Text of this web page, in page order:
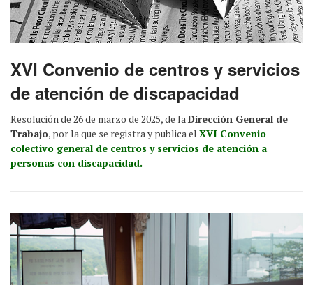
XVI Convenio de centros y servicios
de atención de discapacidad
Resolución de 26 de marzo de 2025, de laDirección General de
Trabajo, por la que se registra y publica el XVI Convenio
colectivo general de centros y servicios de atención a
personas con discapacidad.